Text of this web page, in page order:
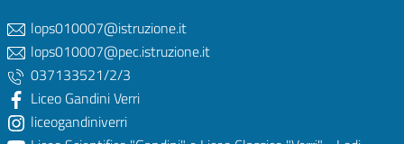
lops010007@istruzione.it
lops010007@pec.istruzione.it
037133521/2/3
Liceo Gandini Verri
liceogandiniverri